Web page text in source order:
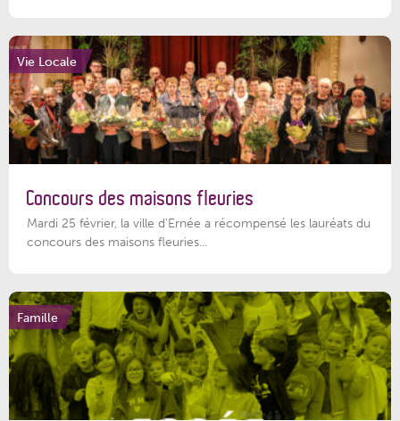
Vie Locale
Concours des maisons fleuries
Mardi 25 février, la ville d'Ernée a récompensé les lauréats du
concours des maisons fleuries...
Famille